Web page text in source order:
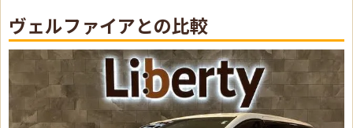
ヴェルファイアとの比較